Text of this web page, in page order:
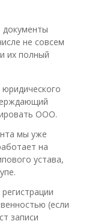
документы
не совсем
их полный
ООО.
мы уже
на
устава,
(если
записи